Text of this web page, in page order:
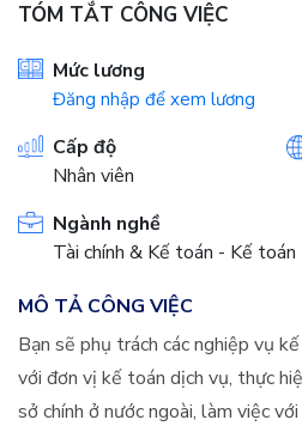
TÓM TẮT CÔNG VIỆC
Mức lương
Đăng nhập để xem lương
Cấp độ
Nhân viên
Ngành nghề
Tài chính & Kế toán - Kế toán
MÔ TẢ CÔNG VIỆC
Bạn sẽ phụ trách các nghiệp vụ
với đơn vị kế toán dịch vụ, thực
sở chính ở nước ngoài, làm việc